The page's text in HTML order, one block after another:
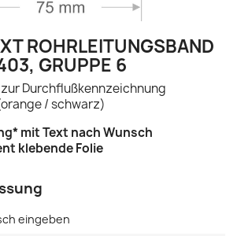
ROHRLEITUNGSBAND
GRUPPE 6
Durchflußkennzeichnung
/ schwarz)
mit Text nach Wunsch
klebende Folie
eingeben